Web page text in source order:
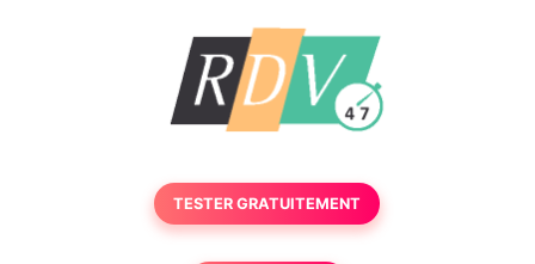
TESTER GRATUITEMENT